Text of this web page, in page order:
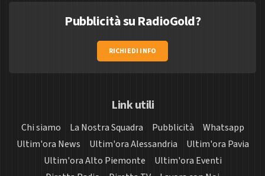
Pubblicità su RadioGold?
RICHIEDI INFO
Link utili
Chi siamo La Nostra Squadra Pubblicità
Whatsapp
Ultim'ora News
Ultim'ora Alessandria
Ultim'ora Pavia
Ultim'ora Alto Piemonte
Ultim'ora Eventi